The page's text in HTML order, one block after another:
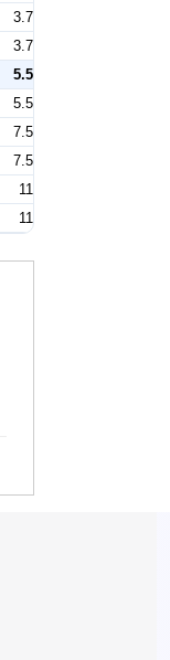
3.7
3.7
5.5
5.5
7.5
7.5
11
11